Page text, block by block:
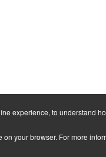
experience, to understand
your browser. For more